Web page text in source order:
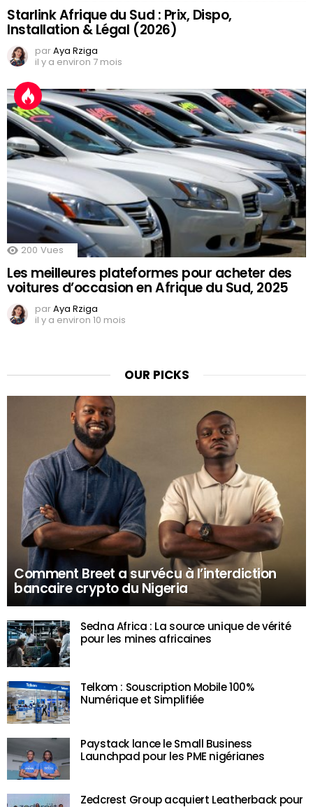
Starlink Afrique du Sud : Prix, Dispo,
Installation & Légal (2026)
parAya Rziga
il y a environ 7 mois
200 Vues
Les meilleures plateformes pour acheter des
voitures d’occasion en Afrique du Sud, 2025
parAya Rziga
il y a environ 10 mois
OUR PICKS
Comment Breet a survécu à l’interdiction
bancaire crypto du Nigeria
Sedna Africa : La source unique de vérité
pour les mines africaines
Telkom : Souscription Mobile 100%
Numérique et Simplifiée
Paystack lance le Small Business
Launchpad pour les PME nigérianes
Zedcrest Group acquiert Leatherback pour